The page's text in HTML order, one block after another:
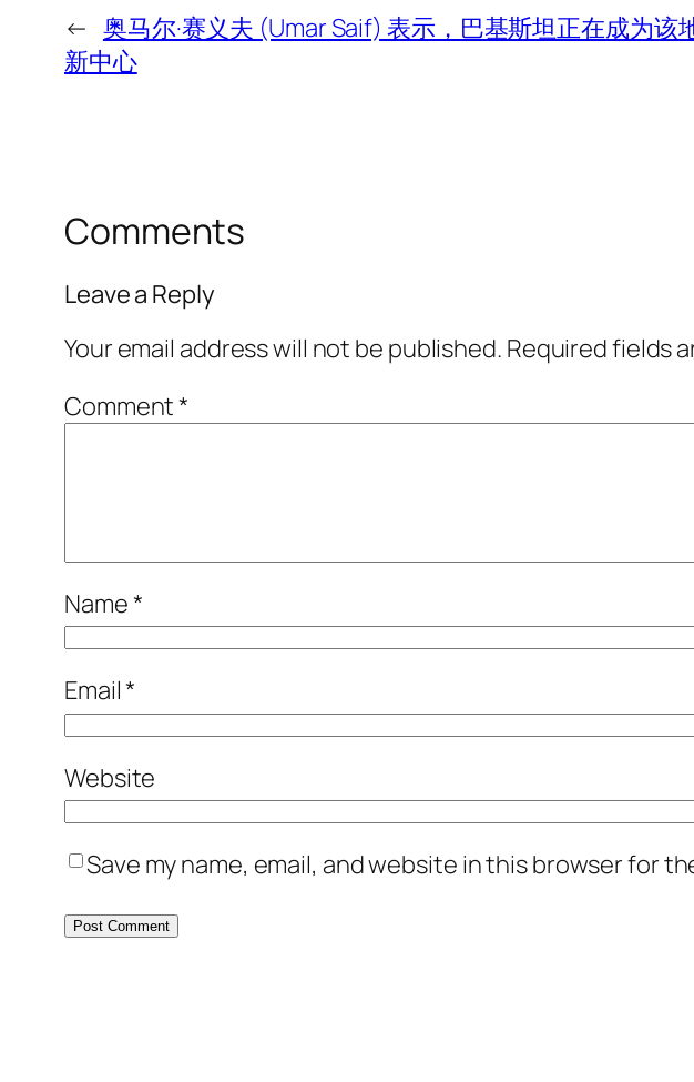
← 奥马尔·赛义夫 (Umar Saif) 表示，巴基斯坦正在成为
新中心
Comments
Leave a Reply
Your email address will not be published. Required fields
Comment*
Name*
Email*
Website
Save my name, email, and website in this browser for